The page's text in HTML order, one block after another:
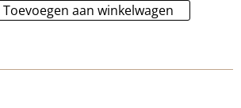
Toevoegen aan winkelwagen